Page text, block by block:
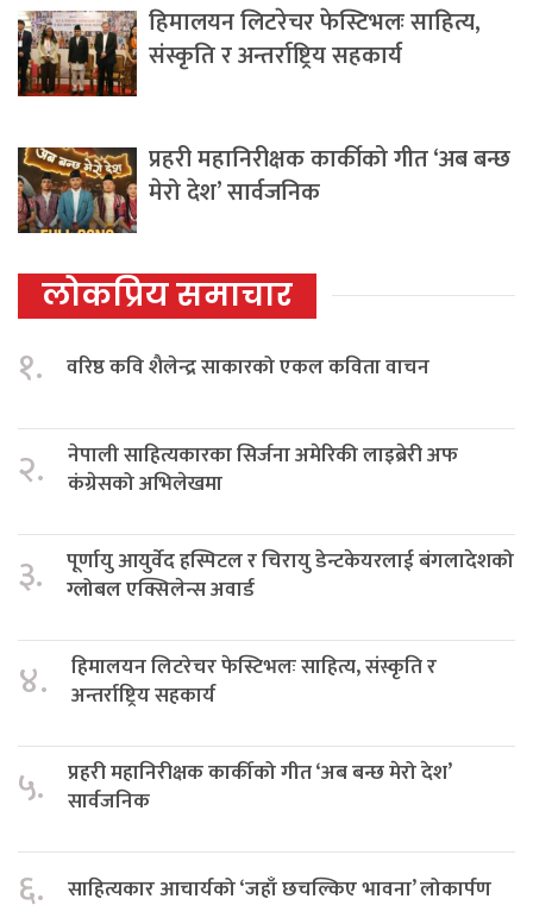
हिमालयन लिटरेचर फेस्टिभलः साहित्य,
संस्कृति र अन्तर्राष्ट्रिय सहकार्य
प्रहरी महानिरीक्षक कार्कीको गीत ‘अब बन्छ
मेरो देश’ सार्वजनिक
लोकप्रिय समाचार
१. वरिष्ठ कवि शैलेन्द्र साकारको एकल कविता वाचन
२.
नेपाली साहित्यकारका सिर्जना अमेरिकी लाइब्रेरी अफ
कंग्रेसको अभिलेखमा
३.
पूर्णायु आयुर्वेद हस्पिटल र चिरायु डेन्टकेयरलाई बंगलादेशको
ग्लोबल एक्सिलेन्स अवार्ड
४.
हिमालयन लिटरेचर फेस्टिभलः साहित्य, संस्कृति र
अन्तर्राष्ट्रिय सहकार्य
५.
प्रहरी महानिरीक्षक कार्कीको गीत ‘अब बन्छ मेरो देश’
सार्वजनिक
६. साहित्यकार आचार्यको ‘जहाँ छचल्किए भावना’ लोकार्पण